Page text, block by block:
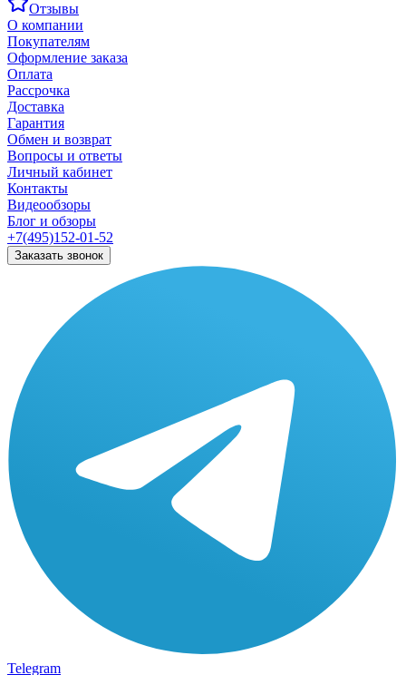
Отзывы
О компании
Покупателям
Оформление заказа
Оплата
Рассрочка
Доставка
Гарантия
Обмен и возврат
Вопросы и ответы
Личный кабинет
Контакты
Видеообзоры
Блог и обзоры
+7(495)152-01-52
Заказать звонок
Telegram